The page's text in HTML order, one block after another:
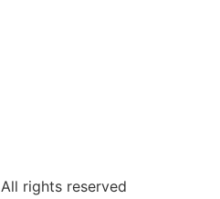
All rights reserved